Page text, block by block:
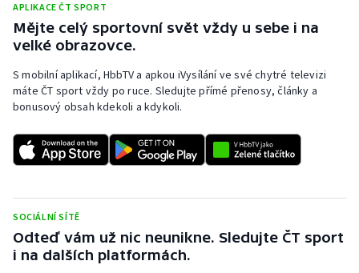
Rychlobruslení
Short track
Sportovní střelba
Triatlon
Veslování
APLIKACE ČT SPORT
Mějte celý sportovní svět vždy u sebe i na
velké obrazovce.
S mobilní aplikací, HbbTV a apkou iVysílání ve své chytré televizi
máte ČT sport vždy po ruce. Sledujte přímé přenosy, články a
bonusový obsah kdekoli a kdykoli.
SOCIÁLNÍ SÍTĚ
Odteď vám už nic neunikne. Sledujte ČT sport
i na dalších platformách.